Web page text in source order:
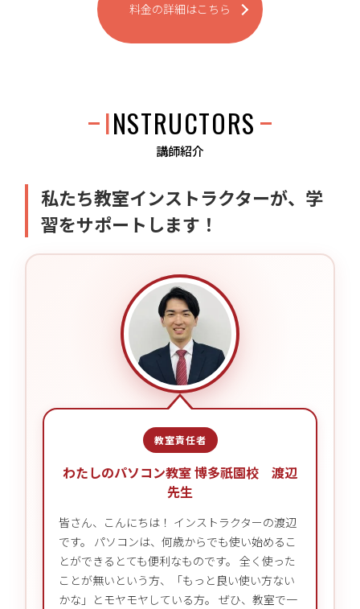
料金の詳細はこちら
INSTRUCTORS
講師紹介
私たち教室インストラクターが、学
習をサポートします！
教室責任者
わたしのパソコン教室 博多祇園校 渡辺
先生
皆さん、こんにちは！ インストラクターの渡辺
です。 パソコンは、何歳からでも使い始めるこ
とができるとても便利なものです。 全く使った
ことが無いという方、「もっと良い使い方ない
かな」とモヤモヤしている方。 ぜひ、教室で一